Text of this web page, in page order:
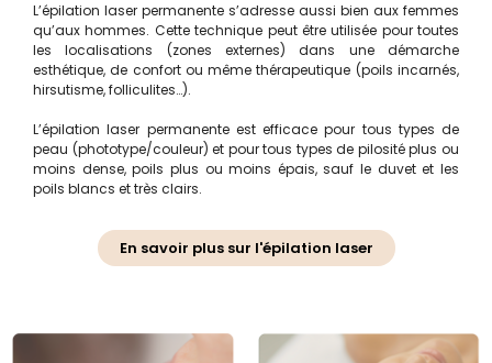
L’épilation laser permanente s’adresse aussi bien aux femmes
qu’aux hommes. Cette technique peut être utilisée pour toutes
les localisations (zones externes) dans une démarche
esthétique, de confort ou même thérapeutique (poils incarnés,
hirsutisme, folliculites…).
L’épilation laser permanente est efficace pour tous types de
peau (phototype/couleur) et pour tous types de pilosité plus ou
moins dense, poils plus ou moins épais, sauf le duvet et les
poils blancs et très clairs.
En savoir plus sur l'épilation laser